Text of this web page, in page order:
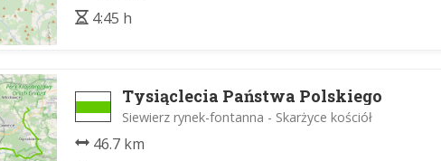
4:45 h
Tysiąclecia Państwa Polskiego
Siewierz rynek-fontanna - Skarżyce kościół
46.7 km